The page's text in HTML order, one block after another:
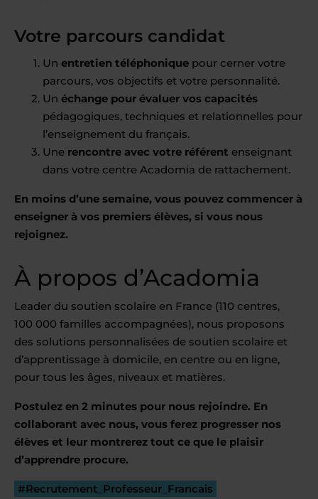
Votre parcours candidat
Un entretien téléphonique pour cerner votre
parcours, vos objectifs et votre personnalité.
Un échange pour évaluer vos capacités
pédagogiques, techniques et relationnelles pour
l’enseignement du français.
Une rencontre avec votre référent enseignant
dans votre centre Acadomia de rattachement.
En moins d’une semaine, vous pouvez commencer à
enseigner à vos premiers élèves, si vous nous
rejoignez.
À propos d’Acadomia
Leader du soutien scolaire en France (110 centres,
100 000 familles accompagnées), nous proposons
des solutions personnalisées de soutien scolaire et
d’apprentissage à domicile, en centre ou en ligne,
pour tous les âges, niveaux et matières.
Postulez en 2 minutes pour nous rejoindre. En
collaborant avec nous, vous ferez progresser nos
élèves et leur montrerez tout ce que le plaisir
d’apprendre procure.
#Recrutement_Professeur_Francais